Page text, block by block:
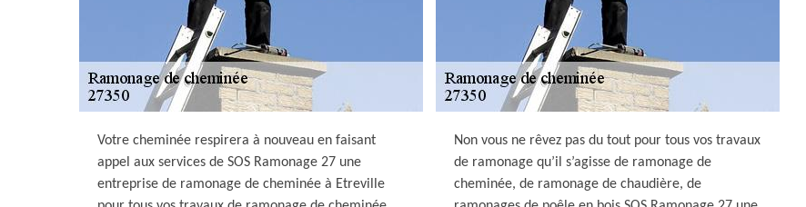
Votre cheminée respirera à nouveau en faisant
appel aux services de SOS Ramonage 27 une
entreprise de ramonage de cheminée à Etreville
Non vous ne rêvez pas du tout pour tous vos travaux
de ramonage qu’il s’agisse de ramonage de
cheminée, de ramonage de chaudière, de